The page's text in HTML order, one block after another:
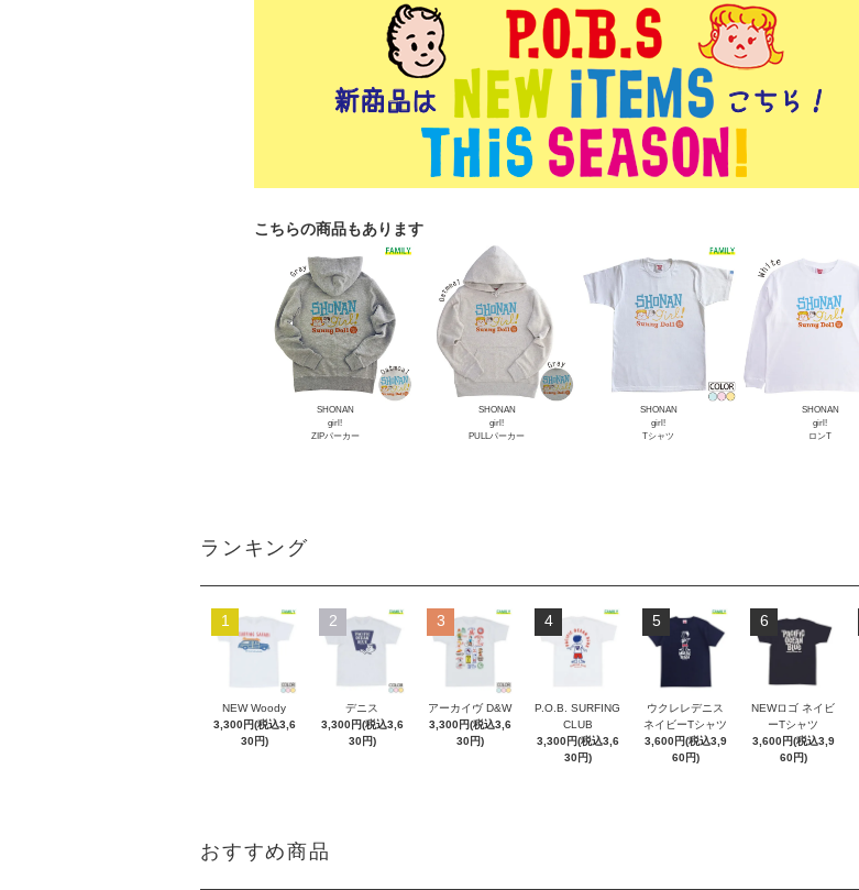
こちらの商品もあります
SHONAN
girl!
ZIPパーカー
SHONAN
girl!
PULLパーカー
SHONAN
girl!
Tシャツ
SHONAN
girl!
ロンT
ランキング
1
NEW Woody
3,300円(税込3,6
30円)
2
デニス
3,300円(税込3,6
30円)
3
アーカイヴ D&W
3,300円(税込3,6
30円)
4
P.O.B. SURFING
CLUB
3,300円(税込3,6
30円)
5
ウクレレデニス
ネイビーTシャツ
3,600円(税込3,9
60円)
6
NEWロゴ ネイビ
ーTシャツ
3,600円(税込3,9
60円)
おすすめ商品